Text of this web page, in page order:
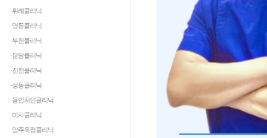
·위례클리닉
·명동클리닉
·부천클리닉
·분당클리닉
·진천클리닉
·성동클리닉
·용인처인클리닉
·미사클리닉
·양주옥정클리닉